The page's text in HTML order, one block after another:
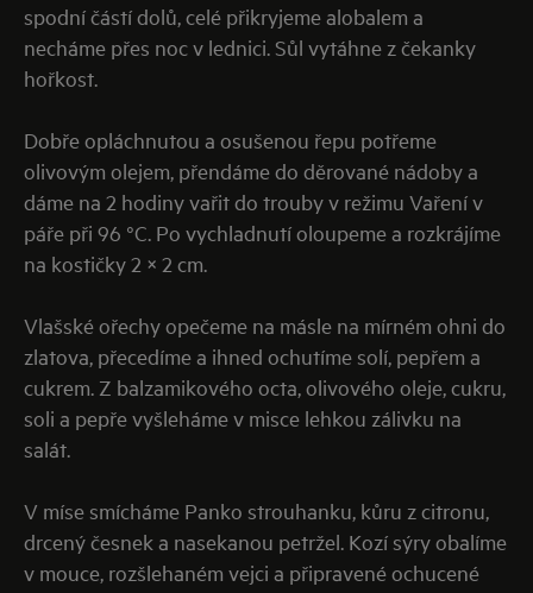
spodní částí dolů, celé přikryjeme alobalem a
necháme přes noc v lednici. Sůl vytáhne z čekanky
hořkost.
Dobře opláchnutou a osušenou řepu potřeme
olivovým olejem, přendáme do děrované nádoby a
dáme na 2 hodiny vařit do trouby v režimu Vaření v
páře při 96 °C. Po vychladnutí oloupeme a rozkrájíme
na kostičky 2 × 2 cm.
Vlašské ořechy opečeme na másle na mírném ohni do
zlatova, přecedíme a ihned ochutíme solí, pepřem a
cukrem. Z balzamikového octa, olivového oleje, cukru,
soli a pepře vyšleháme v misce lehkou zálivku na
salát.
V míse smícháme Panko strouhanku, kůru z citronu,
drcený česnek a nasekanou petržel. Kozí sýry obalíme
v mouce, rozšlehaném vejci a připravené ochucené